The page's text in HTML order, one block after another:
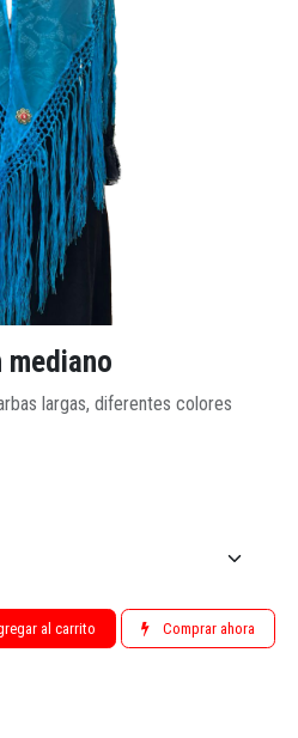
largas, diferentes colores
al carrito Comprar ahora